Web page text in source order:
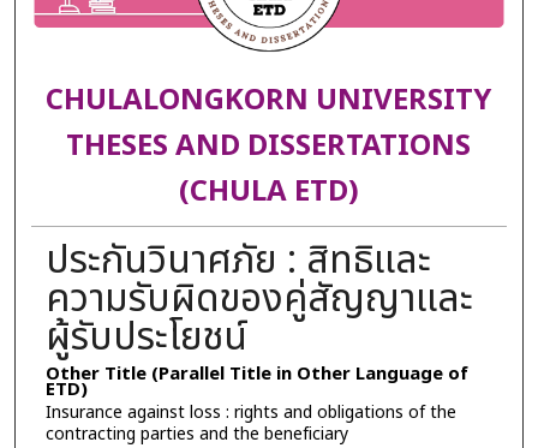
CHULALONGKORN UNIVERSITY
THESES AND DISSERTATIONS
(CHULA ETD)
ประกันวินาศภัย : สิทธิและ
ความรับผิดของคู่สัญญาและ
ผู้รับประโยชน์
Other Title (Parallel Title in Other Language of
ETD)
Insurance against loss : rights and obligations of the
contracting parties and the beneficiary